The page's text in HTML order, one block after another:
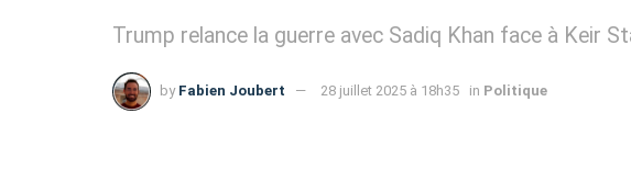
Trump relance la guerre avec Sadiq Khan face à Keir
by Fabien Joubert 28 juillet 2025 à 18h35 in Politique